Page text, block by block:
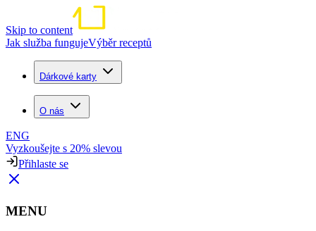
Skip to content
Jak služba fungujeVýběr receptů
Dárkové karty
O nás
ENG
Vyzkoušejte s 20% slevou
Přihlaste se
MENU